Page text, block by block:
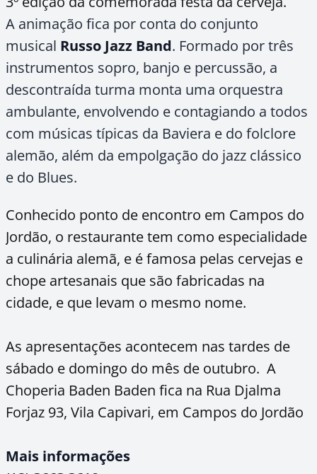
A animação fica por conta do conjunto
musical Russo Jazz Band. Formado por três
instrumentos sopro, banjo e percussão, a
descontraída turma monta uma orquestra
ambulante, envolvendo e contagiando a todos
com músicas típicas da Baviera e do folclore
alemão, além da empolgação do jazz clássico
e do Blues.
Conhecido ponto de encontro em Campos do
Jordão, o restaurante tem como especialidade
a culinária alemã, e é famosa pelas cervejas e
chope artesanais que são fabricadas na
cidade, e que levam o mesmo nome.
As apresentações acontecem nas tardes de
sábado e domingo do mês de outubro. A
Choperia Baden Baden fica na Rua Djalma
Forjaz 93, Vila Capivari, em Campos do Jordão
Mais informações